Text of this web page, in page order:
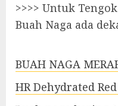
>>>> Untuk
Buah Naga ada
BUAH NAGA
HR Dehydrated